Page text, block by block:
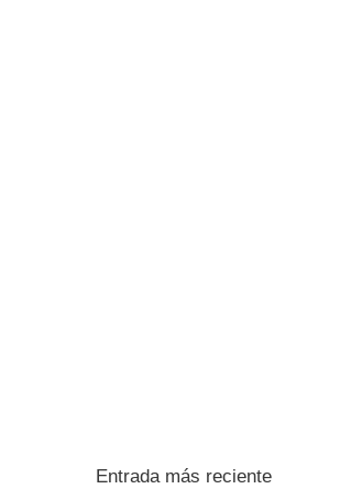
Entrada más reciente